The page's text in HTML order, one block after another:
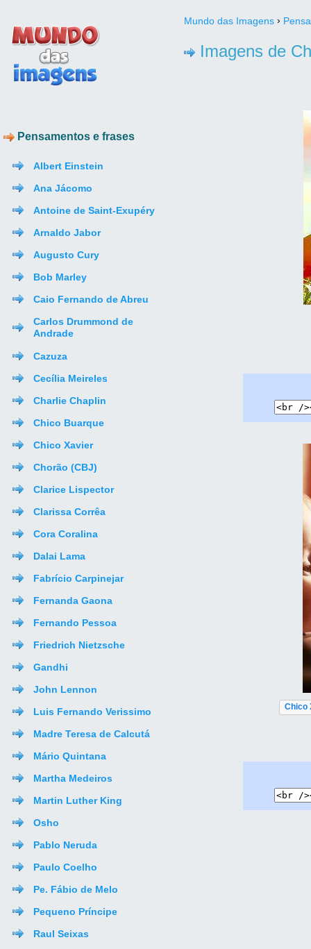
Pensamentos e frases
Albert Einstein
Ana Jácomo
Antoine de Saint-Exupéry
Arnaldo Jabor
Augusto Cury
Bob Marley
Caio Fernando de Abreu
Carlos Drummond de
Andrade
Cazuza
Cecília Meireles
Charlie Chaplin
Chico Buarque
Chico Xavier
Chorão (CBJ)
Clarice Lispector
Clarissa Corrêa
Cora Coralina
Dalai Lama
Fabrício Carpinejar
Fernanda Gaona
Fernando Pessoa
Friedrich Nietzsche
Gandhi
John Lennon
Luis Fernando Verissimo
Madre Teresa de Calcutá
Mário Quintana
Martha Medeiros
Martin Luther King
Osho
Pablo Neruda
Paulo Coelho
Pe. Fábio de Melo
Pequeno Príncipe
Raul Seixas
Mundo das Imagens ›
Imagens de
Chico